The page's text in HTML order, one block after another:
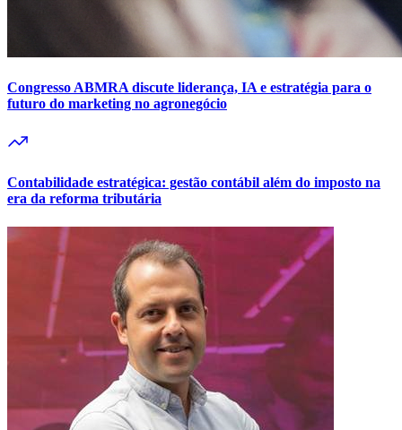
Congresso ABMRA discute liderança, IA e estratégia para o
futuro do marketing no agronegócio
Contabilidade estratégica: gestão contábil além do imposto na
era da reforma tributária